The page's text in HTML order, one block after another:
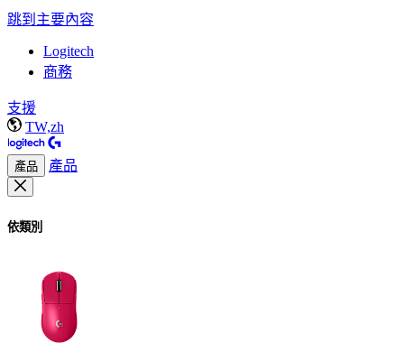
跳到主要內容
Logitech
商務
支援
TW,zh
產品 產品
依類別